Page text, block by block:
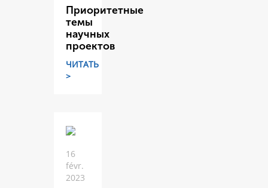
Приоритетные
темы
научных
проектов
ЧИТАТЬ
>
16
févr.
2023